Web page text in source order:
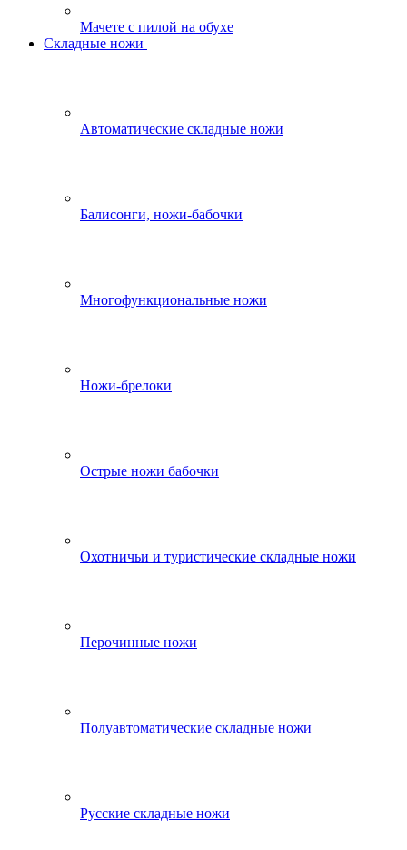
Мачете с пилой на обухе
Складные ножи
Автоматические складные ножи
Балисонги, ножи-бабочки
Многофункциональные ножи
Ножи-брелоки
Острые ножи бабочки
Охотничьи и туристические складные ножи
Перочинные ножи
Полуавтоматические складные ножи
Русские складные ножи